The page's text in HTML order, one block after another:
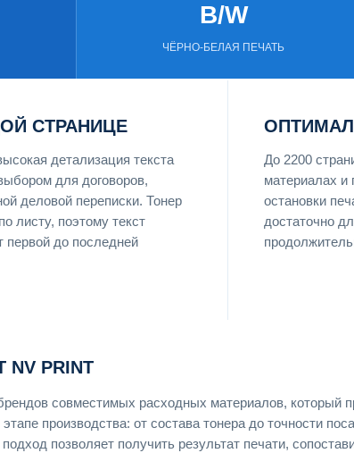
B/W
ЧЁРНО-БЕЛАЯ ПЕЧАТЬ
СТРАНИЦЕ
детализация текста
для договоров,
деловой переписки. Тонер
листу, поэтому текст
первой до последней
До 2200
материалах и
остановки
достаточно
PRINT
совместимых расходных материалов, который
производства: от состава тонера до точности
позволяет получить результат печати,